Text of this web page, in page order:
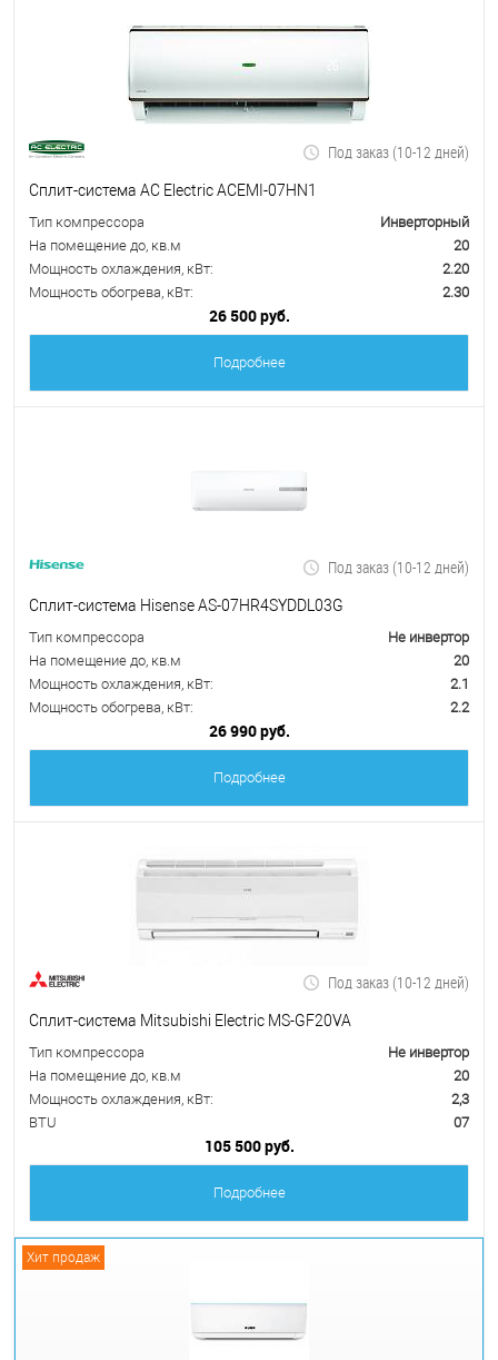
Под заказ (10-12 дней)
Сплит-система AC Electric ACEMI-07HN1
Тип компрессора
Инверторный
На помещение до, кв.м
20
Мощность охлаждения, кВт:
2.20
Мощность обогрева, кВт:
2.30
26 500 руб.
Подробнее
Под заказ (10-12 дней)
Сплит-система Hisense AS-07HR4SYDDL03G
Тип компрессора
Не инвертор
На помещение до, кв.м
20
Мощность охлаждения, кВт:
2.1
Мощность обогрева, кВт:
2.2
26 990 руб.
Подробнее
Под заказ (10-12 дней)
Сплит-система Mitsubishi Electric MS-GF20VA
Тип компрессора
Не инвертор
На помещение до, кв.м
20
Мощность охлаждения, кВт:
2,3
BTU
07
105 500 руб.
Подробнее
Хит продаж